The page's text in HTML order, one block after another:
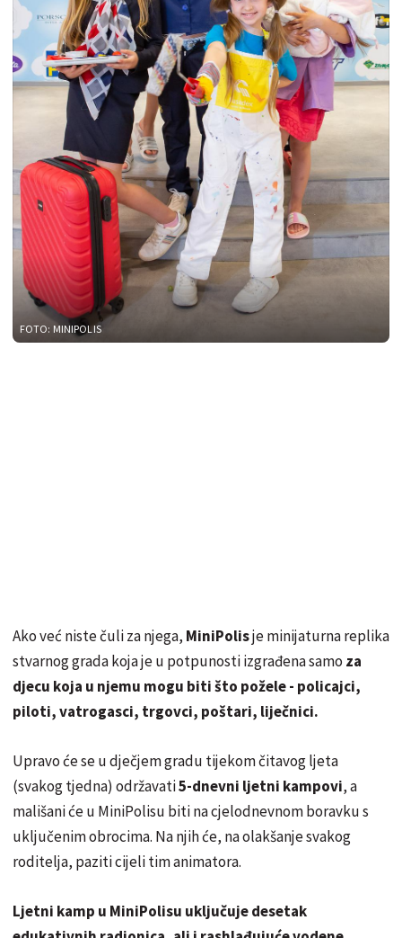
FOTO: MINIPOLIS
Ako već niste čuli za njega, MiniPolisje minijaturna replika
stvarnog grada koja je u potpunosti izgrađena samo za
djecu koja u njemu mogu biti što požele - policajci,
piloti, vatrogasci, trgovci, poštari, liječnici.
Upravo će se u dječjem gradu tijekom čitavog ljeta
(svakog tjedna) održavati5-dnevni ljetni kampovi, a
mališani će u MiniPolisu biti na cjelodnevnom boravku s
uključenim obrocima. Na njih će, na olakšanje svakog
roditelja, paziti cijeli tim animatora.
Ljetni kamp u MiniPolisu uključuje desetak